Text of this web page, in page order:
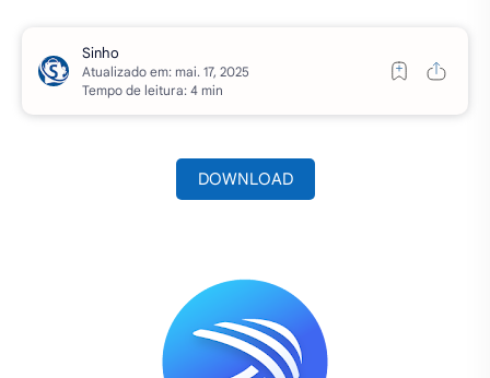
Atualizado em:
Tempo de leitura: 4 min
DOWNLOAD